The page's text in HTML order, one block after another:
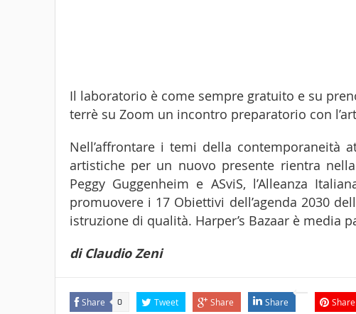
Il laboratorio è come sempre gratuito e su
terrè su Zoom un incontro preparatorio con
Nell’affrontare i temi della contemporaneità
artistiche per un nuovo presente rientra
Peggy Guggenheim e ASviS, l’Alleanza
promuovere i 17 Obiettivi dell’agenda 2030
istruzione di qualità. Harper’s Bazaar è media
di Claudio Zeni
Share 0 Tweet Share Share Share